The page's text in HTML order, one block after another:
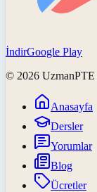
İndirGoogle Play
© 2026 UzmanPTE
Anasayfa
Dersler
Yorumlar
Blog
Ücretler